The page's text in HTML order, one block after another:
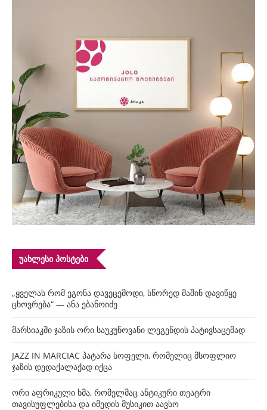
ᲣᲐᲮᲚᲔᲡᲘ ᲞᲝᲡᲢᲔᲑᲘ
„ყველას რომ ეგონა დავეცემოდი, სწორედ მაშინ დავიწყე
ცხოვრება“ — ანა ებანოიძე
მარსიაკში ჯაზის ორი საუკუნოვანი ლეგენდის პატივსაცემად
JAZZ IN MARCIAC პატარა სოფელი, რომელიც მსოფლიო
ჯაზის დედაქალაქად იქცა
ორი აფრიკული ხმა, რომელმაც ანტიკური თეატრი
თავისუფლებისა და იმედის მუსიკით აავსო